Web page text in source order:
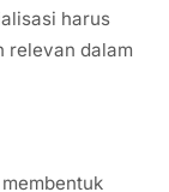
harus
relevan dalam